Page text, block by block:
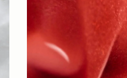
Purée
En